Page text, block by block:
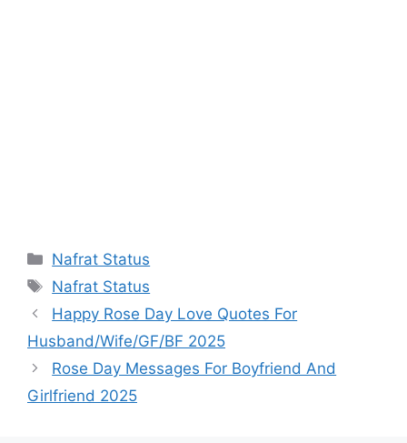
Categories
Nafrat Status
Tags
Nafrat Status
Happy Rose Day Love Quotes For
Husband/Wife/GF/BF 2025
Rose Day Messages For Boyfriend And
Girlfriend 2025